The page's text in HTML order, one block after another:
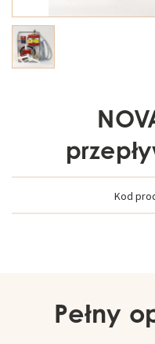
Kod
Pełny